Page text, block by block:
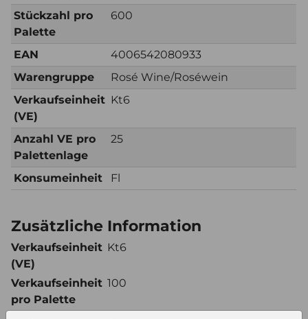
Stückzahl pro
Palette
600
EAN
4006542080933
Warengruppe
Rosé Wine/Roséwein
Verkaufseinheit
(VE)
Kt6
Anzahl VE pro
Palettenlage
25
Konsumeinheit Fl
Zusätzliche Information
Verkaufseinheit
(VE)
Kt6
Verkaufseinheit
pro Palette
100